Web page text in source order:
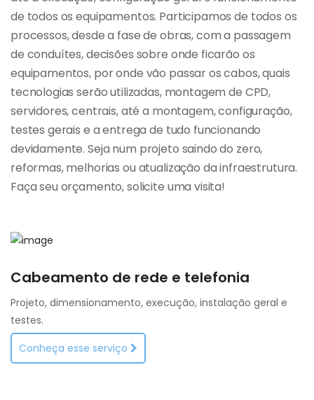
de todos os equipamentos. Participamos de todos os
processos, desde a fase de obras, com a passagem
de conduítes, decisões sobre onde ficarão os
equipamentos, por onde vão passar os cabos, quais
tecnologias serão utilizadas, montagem de CPD,
servidores, centrais, até a montagem, configuração,
testes gerais e a entrega de tudo funcionando
devidamente. Seja num projeto saindo do zero,
reformas, melhorias ou atualização da infraestrutura.
Faça seu orçamento, solicite uma visita!
Cabeamento de rede e telefonia
Projeto, dimensionamento, execução, instalação geral e
testes.
Conheça esse serviço